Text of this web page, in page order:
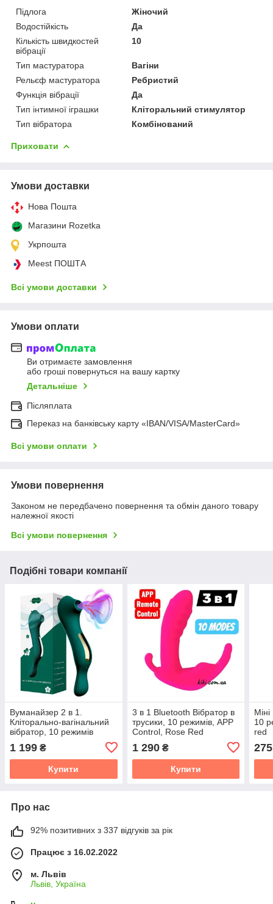
Підлога
Жіночий
Водостійкість
Да
Кількість швидкостей
вібрації
10
Тип мастуратора
Вагіни
Рельєф мастуратора
Ребристий
Функція вібрації
Да
Тип інтимної іграшки
Кліторальний стимулятор
Тип вібратора
Комбінований
Приховати
Умови доставки
Нова Пошта
Магазини Rozetka
Укрпошта
Meest ПОШТА
Всі умови доставки
Умови оплати
Ви отримаєте замовлення
або гроші повернуться на вашу картку
Детальніше
Післяплата
Переказ на банківську карту «IBAN/VISA/MasterCard»
Всі умови оплати
Умови повернення
Законом не передбачено повернення та обмін даного товару
належної якості
Всі умови повернення
Подібні товари компанії
Вуманайзер 2 в 1.
Кліторально-вагінальний
вібратор, 10 режимів
1 199 ₴
Купити
3 в 1 Bluetooth Вібратор в
трусики, 10 режимів, APP
Control, Rose Red
1 290₴
Купити
10
red
275
Про нас
92% позитивних з 337 відгуків за рік
Працює з 16.02.2022
м. Львів
Львів, Україна